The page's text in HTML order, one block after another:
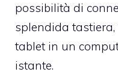
possibilità di
splendida
tablet in un
istante.